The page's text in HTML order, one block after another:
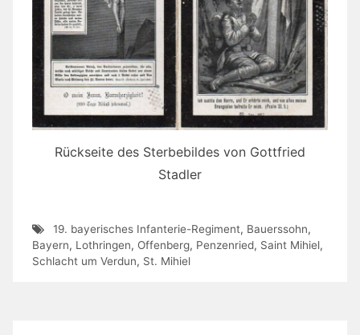
Rückseite des Sterbebildes von Gottfried
Stadler
19. bayerisches Infanterie-Regiment, Bauerssohn,
Bayern, Lothringen, Offenberg, Penzenried, Saint Mihiel,
Schlacht um Verdun, St. Mihiel